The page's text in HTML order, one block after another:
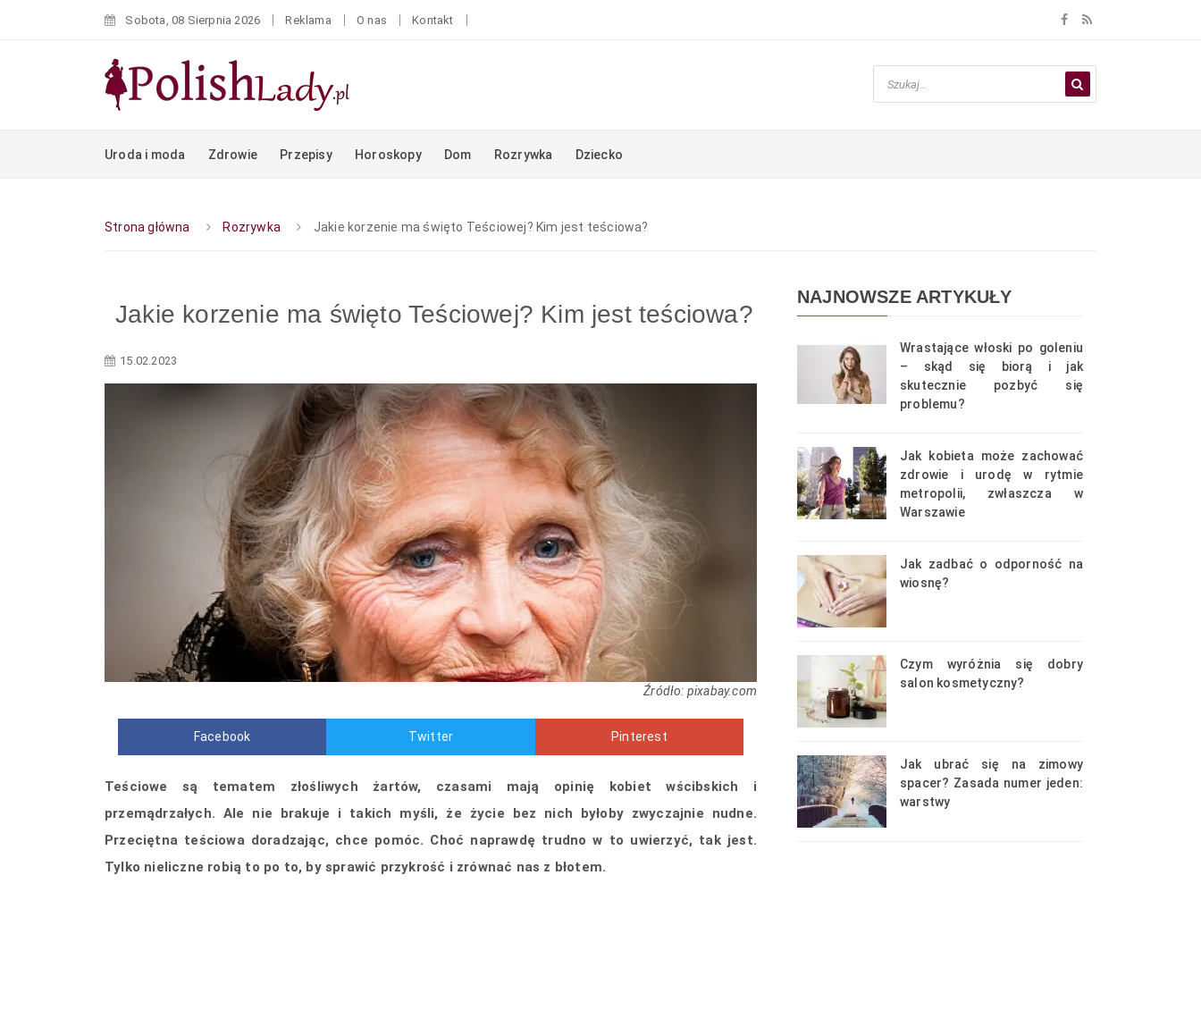
Sobota, 08 Sierpnia 2026 Reklama O nas Kontakt
Uroda i moda Zdrowie Przepisy Horoskopy Dom Rozrywka Dziecko
Strona główna Rozrywka Jakie korzenie ma święto Teściowej? Kim jest teściowa?
Jakie korzenie ma święto Teściowej? Kim jest teściowa?
15.02.2023
Źródło: pixabay.com
Facebook Twitter Pinterest
Teściowe są tematem złośliwych żartów, czasami mają opinię kobiet wścibskich i
przemądrzałych. Ale nie brakuje i takich myśli, że życie bez nich byłoby zwyczajnie nudne.
Przeciętna teściowa doradzając, chce pomóc. Choć naprawdę trudno w to uwierzyć, tak jest.
Tylko nieliczne robią to po to, by sprawić przykrość i zrównać nas z błotem.
NAJNOWSZE ARTYKUŁY
Wrastające włoski po goleniu
– skąd się biorą i jak
skutecznie pozbyć się
problemu?
Jak kobieta może zachować
zdrowie i urodę w rytmie
metropolii, zwłaszcza w
Warszawie
Jak zadbać o odporność na
wiosnę?
Czym wyróżnia się dobry
salon kosmetyczny?
Jak ubrać się na zimowy
spacer? Zasada numer jeden:
warstwy